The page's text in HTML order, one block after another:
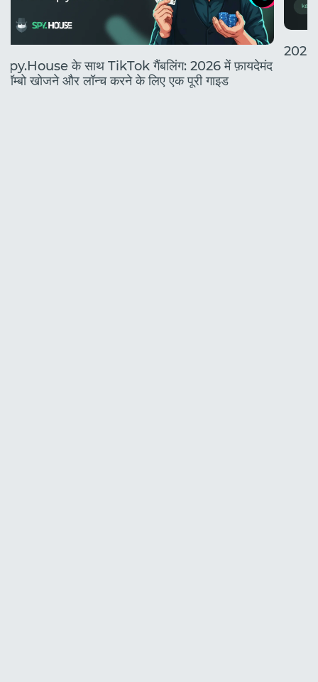
Spy.House के साथ TikTok गैंबलिंग: 2026 में फ़ायदेमंद
कॉम्बो खोजने और लॉन्च करने के लिए एक पूरी गाइड
2026